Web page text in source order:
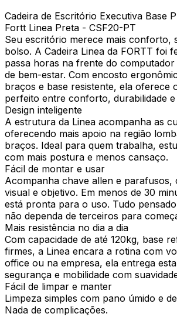
Cadeira de Escritório Executiva Base
Fortt Linea Preta - CSF20-PT
Seu escritório merece mais conforto,
bolso. A Cadeira Linea da FORTT foi
passa horas na frente do
de bem-estar. Com encosto
braços e base resistente, ela oferece
perfeito entre conforto, durabilidade
Design inteligente
A estrutura da Linea acompanha as
oferecendo mais apoio na região
braços. Ideal para quem trabalha,
com mais postura e menos cansaço.
Fácil de montar e usar
Acompanha chave allen e parafusos,
visual e objetivo. Em menos de 30
está pronta para o uso. Tudo
não dependa de terceiros para
Mais resistência no dia a dia
Com capacidade de até 120kg, base
firmes, a Linea encara a rotina com
office ou na empresa, ela entrega
segurança e mobilidade com
Fácil de limpar e manter
Limpeza simples com pano úmido e
Nada de complicações.